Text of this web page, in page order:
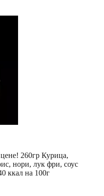
260гр Курица,
нори, лук фри, соус
ккал на 100г